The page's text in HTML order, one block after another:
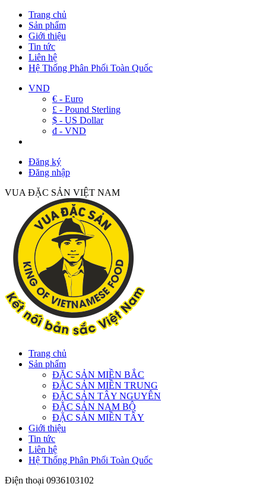
Trang chủ
Sản phẩm
Giới thiệu
Tin tức
Liên hệ
Hệ Thống Phân Phối Toàn Quốc
VND
€ - Euro
£ - Pound Sterling
$ - US Dollar
đ - VND
Đăng ký
Đăng nhập
VUA ĐẶC SẢN VIỆT NAM
Trang chủ
Sản phẩm
ĐẶC SẢN MIỀN BẮC
ĐẶC SẢN MIỀN TRUNG
ĐẶC SẢN TÂY NGUYÊN
ĐẶC SẢN NAM BỘ
ĐẶC SẢN MIỀN TÂY
Giới thiệu
Tin tức
Liên hệ
Hệ Thống Phân Phối Toàn Quốc
Điện thoại 0936103102